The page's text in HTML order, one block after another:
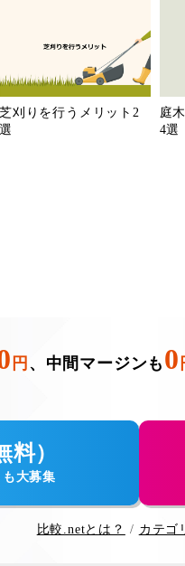
芝刈りを行うメリット2
選
庭
4選
円 、中間マージンも 0
）
大募集
比較.netとは？ カテゴ